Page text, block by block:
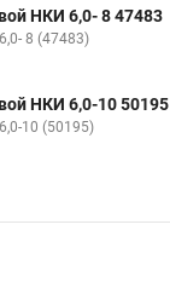
НКИ 6,0- 8 47483
8 (47483)
НКИ 6,0-10 50195
10 (50195)